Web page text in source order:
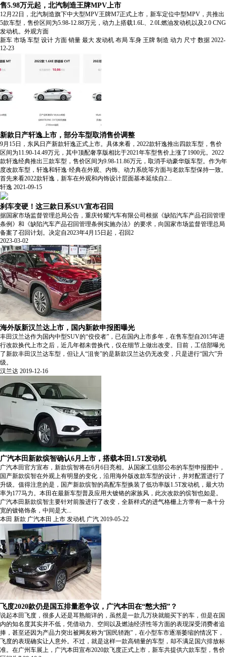
售5.98万元起，北汽制造王牌MPV上市
12月22日，北汽制造旗下中大型MPV王牌M7正式上市，新车定位中型MPV，共推出
5款车型，售价区间为5.98-12.88万元，动力上搭载1.6L、2.0L燃油发动机以及2.0 CNG
发动机。外观方面
新车 市场 车型 设计 方面 销量 最大 发动机 布局 车身 王牌 制造 动力 尺寸 数据 2022-
12-23
新款日产轩逸上市，部分车型取消售价调整
9月15日，东风日产新款轩逸正式上市。具体来看，2022款轩逸推出四款车型，售价
区间为11.90-14.49万元，其中顶配奢享版相比于2021年车型售价上涨了1900元。2022
款轩逸经典推出三款车型，售价区间为9.98-11.86万元，取消手动豪华版车型。作为年
度改款车型，轩逸和轩逸·经典在外观、内饰、动力系统等方面与老款车型保持一致。
首先来看2022款轩逸，新车在外观和内饰设计层面基本延续自2...
轩逸 2021-09-15
刹车变硬！这三款日系SUV宣布召回
据国家市场监督管理总局公告，重庆铃耀汽车有限公司根据《缺陷汽车产品召回管理
条例》和《缺陷汽车产品召回管理条例实施办法》的要求，向国家市场监督管理总局
备案了召回计划。决定自2023年4月15日起，召回2
2023-03-02
海外版新汉兰达上市，国内新款申报图曝光
丰田汉兰达作为国内中型SUV的“佼佼者”，已在国内上市多年，在售车型自2015年进
行改款换代上市之后，近几年都未曾换代，仅在细节上做出改变。日前，工信部曝光
了新款丰田汉兰达车型，但让人“沮丧”的是新款汉兰达仍无改变，只是进行“国六”升
级。
汉兰达 2019-12-16
广汽本田新款缤智确认6月上市，搭载本田1.5T发动机
广汽本田官方宣布，新款缤智将在6月6日亮相。从国家工信部公布的车型申报图中，
国产新款缤智在外观上有明显的变化，沿用海外版改款车型的设计，并对配置进行了
升级。值得注意的是，国产新款缤智的高配车型换装了低功率版1.5T发动机，最大功
率为177马力。本田在最新车型普及应用大镀铬的家族风，此次改款的缤智也如是。
广汽本田新款缤智主要针对前脸进行了改变，全新样式的进气格栅上方带有一条十分
宽的镀铬饰条，中间是大...
本田 新款 广汽本田 上市 发动机 广汽 2019-05-22
飞度2020款仍是国五排量惹争议，广汽本田在“憋大招”？
说起本田飞度，很多人还是耳熟能详的，虽然是一款几万块就能买下的车，但是在国
内的知名度其实并不低，凭借动力、空间以及燃油经济性等方面的表现深受消费者追
捧，甚至还因为产品力突出被网友称为“国民轿跑”，在小型车市逐渐萎缩的情况下，
飞度的表现确实让人意外。不过，就是这样一款高销量的车型，却不满足国六排放标
准。在广州车展上，广汽本田宣布2020款飞度正式上市，新车共提供六款车型，售价